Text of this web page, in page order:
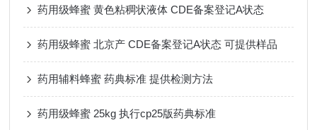
药用级蜂蜜 黄色粘稠状液体 CDE备案登记A状态
药用级蜂蜜 北京产 CDE备案登记A状态 可提供样品
药用辅料蜂蜜 药典标准 提供检测方法
药用级蜂蜜 25kg 执行cp25版药典标准